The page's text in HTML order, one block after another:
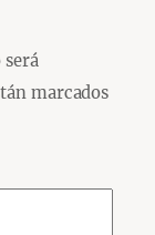
marcados